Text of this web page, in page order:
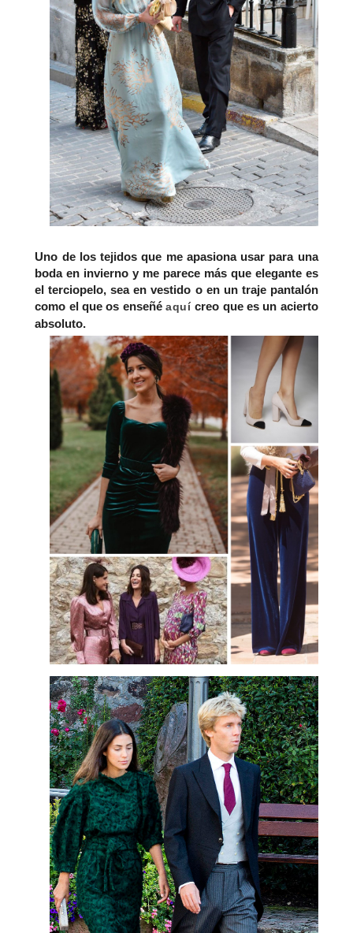
Uno de lostejidos que me apasiona usar para una
boda en invierno y me parece más que elegante es
el terciopelo, sea en vestido o en un traje pantalón
como el que os enseñé aquí creo que es un acierto
absoluto.